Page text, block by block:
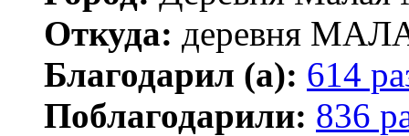
Откуда: деревня
Благодарил (а): 614
Поблагодарили: 836